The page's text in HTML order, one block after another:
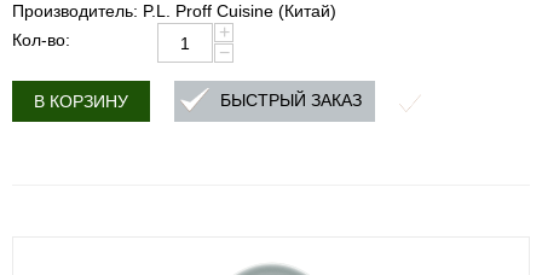
Производитель: P.L. Proff Cuisine (Китай)
Кол-во:
+
−
В КОРЗИНУ БЫСТРЫЙ ЗАКАЗ